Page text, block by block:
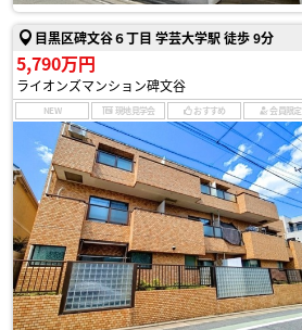
目黒区碑文谷６丁目 学芸大学駅 徒歩 9分
5,790万円
ライオンズマンション碑文谷
NEW 現地見学会 おすすめ 会員限定